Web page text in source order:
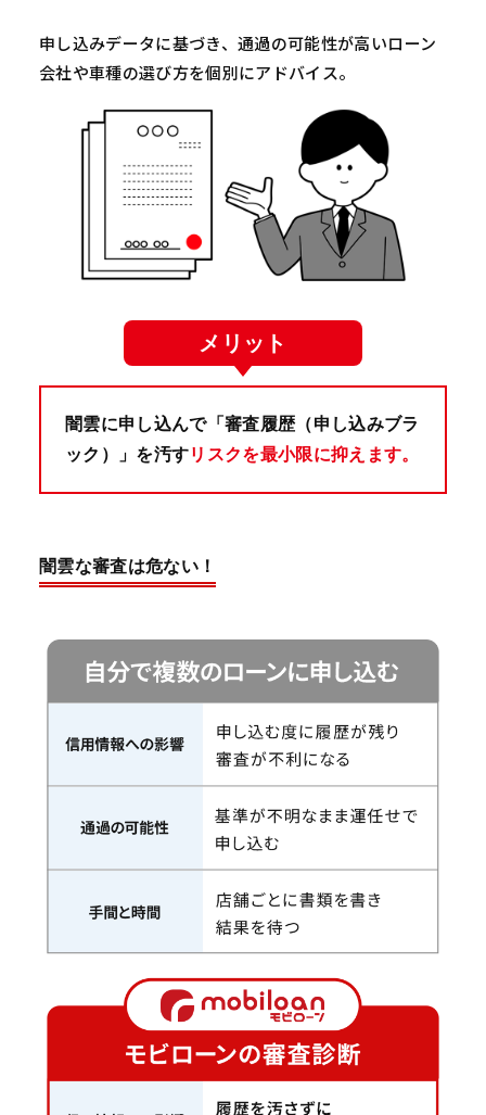
申し込みデータに基づき、通過の可能性が高いローン
会社や車種の選び方を個別にアドバイス。
メリット
闇雲に申し込んで「審査履歴（申し込みブラ
ック）」を汚すリスクを最小限に抑えます。
闇雲な審査は危ない！